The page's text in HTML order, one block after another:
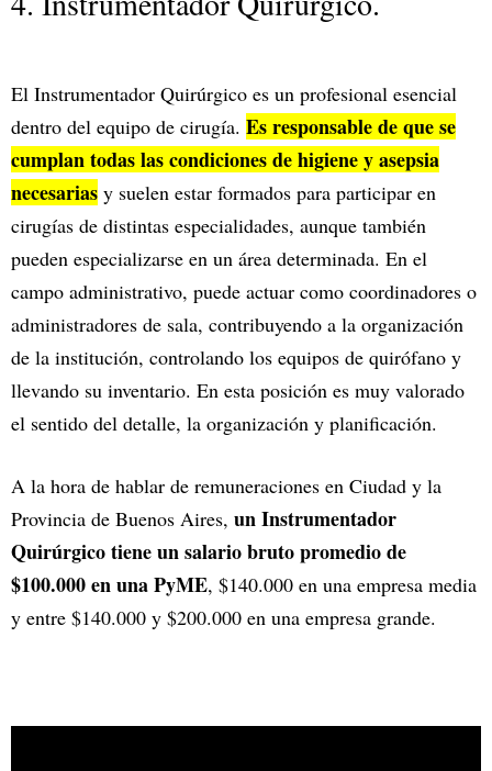
El Instrumentador Quirúrgico es un profesional esencial
dentro del equipo de cirugía. Es responsable de que se
cumplan todas las condiciones de higiene y asepsia
necesarias y suelen estar formados para participar en
cirugías de distintas especialidades, aunque también
pueden especializarse en un área determinada. En el
campo administrativo, puede actuar como coordinadores o
administradores de sala, contribuyendo a la organización
de la institución, controlando los equipos de quirófano y
llevando su inventario. En esta posición es muy valorado
el sentido del detalle, la organización y planificación.
A la hora de hablar de remuneraciones en Ciudad y la
Provincia de Buenos Aires, un Instrumentador
Quirúrgico tiene un salario bruto promedio de
$100.000 en una PyME, $140.000 en una empresa media
y entre $140.000 y $200.000 en una empresa grande.